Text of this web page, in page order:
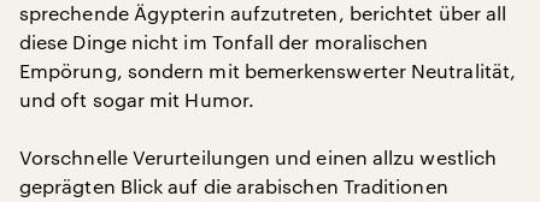
sprechende Ägypterin aufzutreten, berichtet über all
diese Dinge nicht im Tonfall der moralischen
Empörung, sondern mit bemerkenswerter Neutralität,
und oft sogar mit Humor.
Vorschnelle Verurteilungen und einen allzu westlich
geprägten Blick auf die arabischen Traditionen